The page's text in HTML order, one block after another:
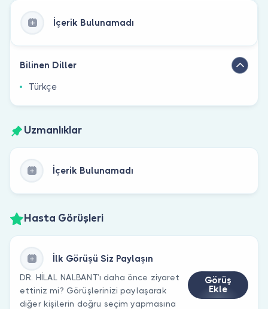
İçerik Bulunamadı
Bilinen Diller
Türkçe
Uzmanlıklar
İçerik Bulunamadı
Hasta Görüşleri
İlk Görüşü Siz Paylaşın
DR. HİLAL NALBANT’ı daha önce ziyaret
ettiniz mi? Görüşlerinizi paylaşarak
diğer kişilerin doğru seçim yapmasına
Görüş
Ekle